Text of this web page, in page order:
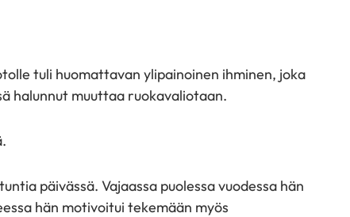
tuli huomattavan ylipainoinen ihminen, joka
halunnut muuttaa ruokavaliotaan.
päivässä. Vajaassa puolessa vuodessa hän
hän motivoitui tekemään myös